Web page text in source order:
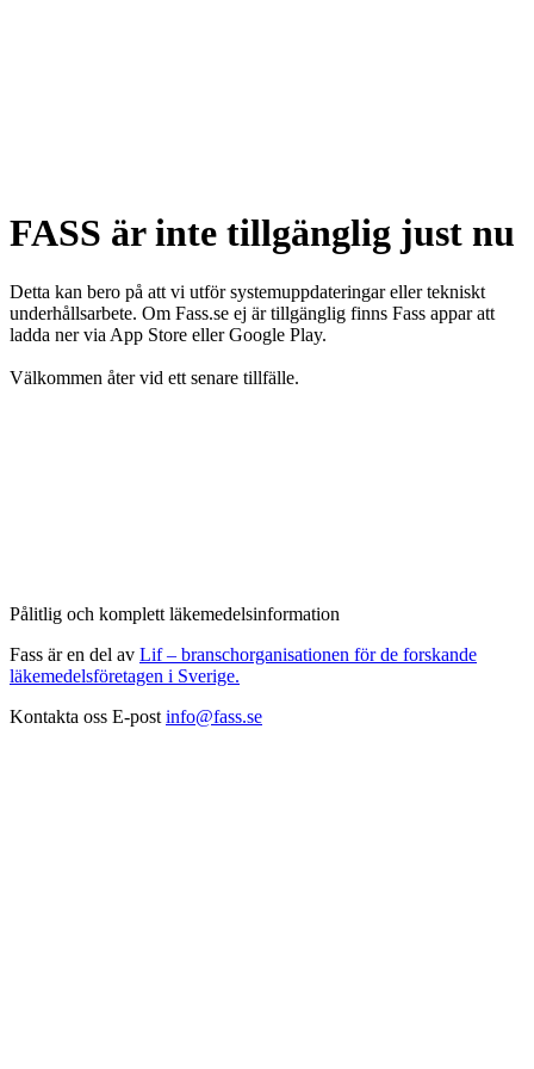
FASS är inte tillgänglig just nu
Detta kan bero på att vi utför systemuppdateringar eller tekniskt
underhållsarbete. Om Fass.se ej är tillgänglig finns Fass appar att
ladda ner via App Store eller Google Play.
Välkommen åter vid ett senare tillfälle.
Pålitlig och komplett läkemedelsinformation
Fass är en del av Lif – branschorganisationen för de forskande
läkemedelsföretagen i Sverige.
Kontakta oss E-post info@fass.se